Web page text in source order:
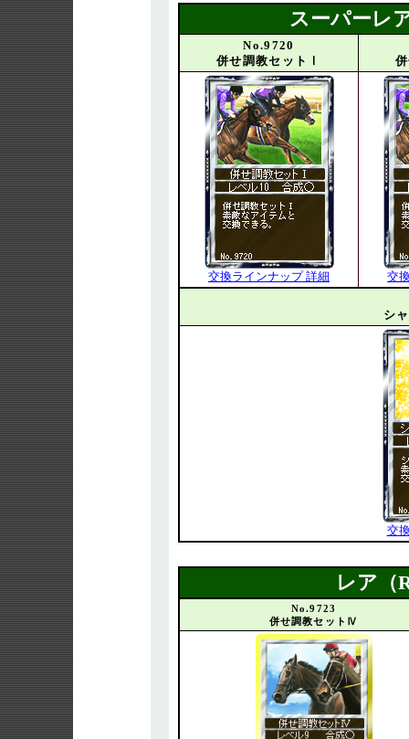
スーパーレ
No.9720
併せ調教セットⅠ
交換ラインナップ 詳細 交
シ
交
レア（
No.9723
併せ調教セットⅣ